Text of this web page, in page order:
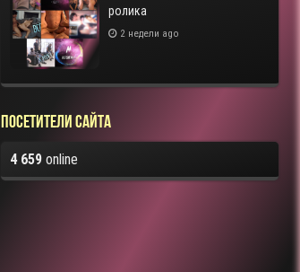
ролика
2 недели ago
Посетители сайта
4 659online